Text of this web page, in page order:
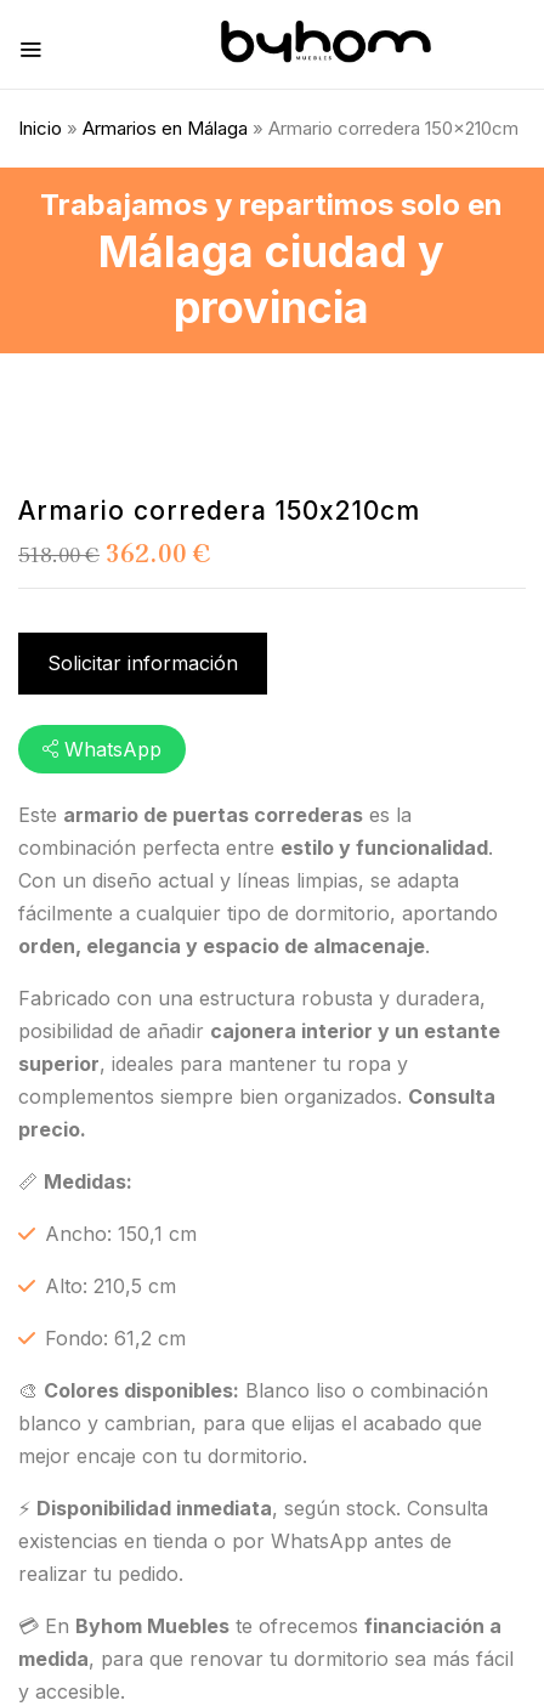
Inicio » Armarios en Málaga » Armario corredera 150x210cm
Trabajamos y repartimos solo en
Málaga ciudad y
provincia
Armario corredera 150x210cm
518.00€ 362.00 €
Este armario de puertas correderas es la
combinación perfecta entre estilo y funcionalidad.
Con un diseño actual y líneas limpias, se adapta
fácilmente a cualquier tipo de dormitorio, aportando
orden, elegancia y espacio de almacenaje.
Fabricado con una estructura robusta y duradera,
posibilidad de añadir cajonera interior y un estante
superior, ideales para mantener tu ropa y
complementos siempre bien organizados. Consulta
precio.
📏 Medidas:
Ancho: 150,1 cm
Alto: 210,5 cm
Fondo: 61,2 cm
🎨 Colores disponibles: Blanco liso o combinación
blanco y cambrian, para que elijas el acabado que
mejor encaje con tu dormitorio.
⚡ Disponibilidad inmediata, según stock. Consulta
existencias en tienda o por WhatsApp antes de
realizar tu pedido.
💳 En Byhom Muebles te ofrecemos financiación a
medida, para que renovar tu dormitorio sea más fácil
y accesible.
Solicitar información
WhatsApp